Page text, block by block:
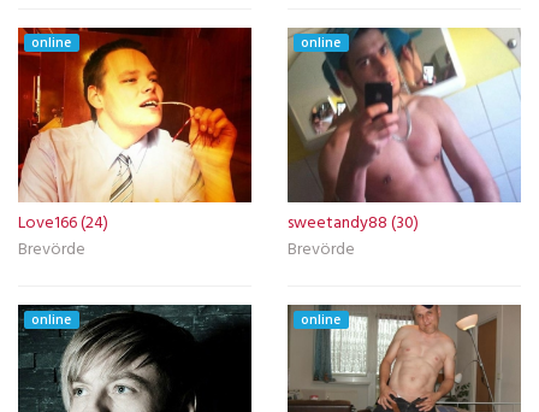
online
Love166 (24)
Brevörde
online
sweetandy88 (30)
Brevörde
online online